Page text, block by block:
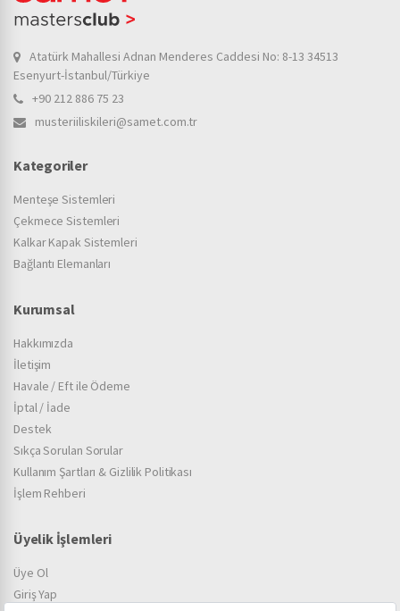
Atatürk Mahallesi Adnan Menderes Caddesi No: 8-13 34513
Esenyurt-İstanbul/Türkiye
+90 212 886 75 23
musteriiliskileri@samet.com.tr
Kategoriler
Menteşe Sistemleri
Çekmece Sistemleri
Kalkar Kapak Sistemleri
Bağlantı Elemanları
Kurumsal
Hakkımızda
İletişim
Havale / Eft ile Ödeme
İptal / İade
Destek
Sıkça Sorulan Sorular
Kullanım Şartları & Gizlilik Politikası
İşlem Rehberi
Üyelik İşlemleri
Üye Ol
Giriş Yap